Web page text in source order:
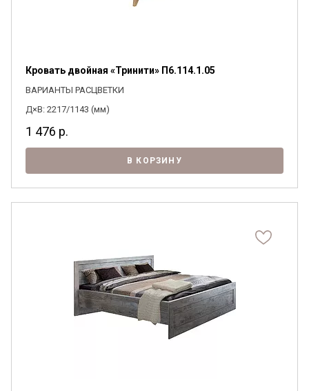
Кровать двойная «Тринити» П6.114.1.05
ВАРИАНТЫ РАСЦВЕТКИ
Д×В: 2217/1143 (мм)
1 476 р.
В КОРЗИНУ